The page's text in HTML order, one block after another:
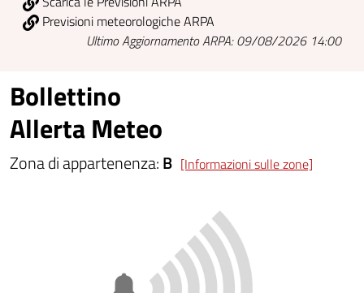
Previsioni meteorologiche ARPA
Ultimo Aggiornamento ARPA: 09/08/2026 14:00
Bollettino
Allerta Meteo
Zona di appartenenza:B [Informazioni sulle zone]